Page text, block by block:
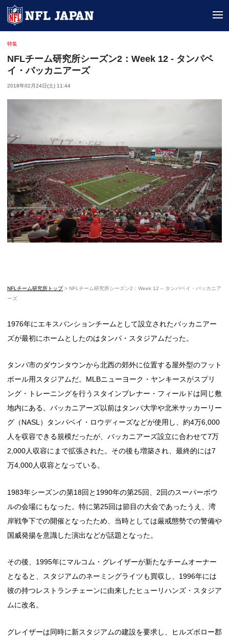
特集
NFLチーム研究所シーズン2：Week 12 - タンパベ
イ・バッカニアーズ
2018年02月24日(土) 11:44
NFLチーム研究所トップ > NFLチーム研究所シーズン2：Week 12 – タンパベイ・バッカニア
ーズ
1976年にエキスパンションチームとして設立されたバッカニアー
ズが最初にホームとしたのはタンパ・スタジアムだった。
タンパ市のダウンタウンから北西の郊外に位置する屋外型のフット
ボール用スタジアムだ。MLBニューヨーク・ヤンキースがスプリ
ング・トレーニングを行うスタインブレナー・フィールドは同じ敷
地内にある。バッカニアーズ以前はタンパ大学や北米サッカーリー
グ（NASL）タンパベイ・ロウディーズなどが使用し、約4万6,000
人を収容できる規模だったが、バッカニアーズ設立に合わせて7万
2,000人収容にまで拡張された。その後も増築され、最終的には7
万4,000人収容となっている。
1983年シーズンの第18回と1990年の第25回、2回のスーパーボウ
ルの会場にもなった。特に第25回は節目の大会であったうえ、湾
岸戦争下での開催となったため、当時としては厳戒態勢での警備や
国威発揚を意識した演出などが話題となった。
その後、1995年にマルコム・グレイザーが新たなチームオーナー
となると、スタジアムのネーミングライツも買収し、1996年には
彼の持つレストランチェーンに由来したヒューリハンズ・スタジア
ムに改名。
グレイザーは同時に新スタジアムの建設を要求し、ヒルズボロー郡